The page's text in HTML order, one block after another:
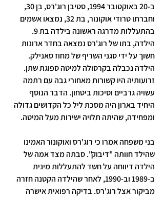
ב-20 באוקטובר 1994, סטיבן רוג'רס, בן 30,
וחברתו טרודי אוקונור, בת 32, נמצאו אשמים
בהתעללות מדרגה ראשונה בילדה בת 9.
הילדה, בתו של רוג'רס נמצאה בחדר ארונות
חשוך על ידי סגני השריף של מחוז סאנילק.
הילדה נכבלה בקרסולה למיטה ספוגת שתן.
זרועותיה היו קשורות מאחורי גבה עם רתמה
עשויה גרביים וסיכות ביטחון. הדבר הנוסף
היחיד בארון היה מסכת ליל כל הקדושים גדולה
ומפחידה, שהיתה תלויה ישירות מעל המיטה.
בני משפחה אמרו כי רוג'רס ואוקונור האמינו
שהילד חוותה "דיבוק". סבתה מצד אמה של
הילדה דיווחה על חשד להתעללות מינית
ב-1989 וב-1990, לאחר שהילדה הקטנה חזרה
מביקור אצל רוג'רס. בדיקה רפואית אישרה